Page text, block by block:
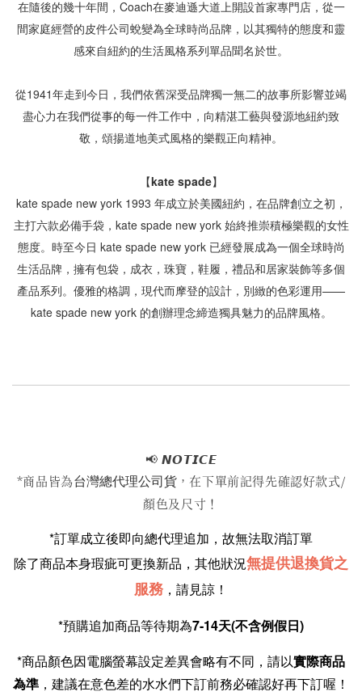
在隨後的幾十年間，Coach在麥迪遜大道上開設首家專門店，從一
間家庭經營的皮件公司蛻變為全球時尚品牌，以其獨特的態度和靈
感來自紐約的生活風格系列單品聞名於世。
從1941年走到今日，我們依舊深受品牌獨一無二的故事所影響並竭
盡心力在我們從事的每一件工作中，向精湛工藝與發源地紐約致
敬，頌揚道地美式風格的樂觀正向精神。
【kate spade】
kate spade new york 1993 年成立於美國紐約，在品牌創立之初，
主打六款必備手袋，kate spade new york 始終推崇積極樂觀的女性
態度。時至今日 kate spade new york 已經發展成為一個全球時尚
生活品牌，擁有包袋，成衣，珠寶，鞋履，禮品和居家裝飾等多個
產品系列。優雅的格調，現代而摩登的設計，別緻的色彩運用——
kate spade new york 的創辦理念締造獨具魅力的品牌風格。
📢 𝙉𝙊𝙏𝙄𝘾𝙀
*商品皆為台灣總代理公司貨，在下單前記得先確認好款式/
顏色及尺寸！
*訂單成立後即向總代理追加，故無法取消訂單
除了商品本身瑕疵可更換新品，其他狀況無提供退換貨之
服務 ，請見諒！
*預購追加商品等待期為7-14天(不含例假日)
*商品顏色因電腦螢幕設定差異會略有不同，請以實際商品
為準 ，建議在意色差的水水們下訂前務必確認好再下訂喔！